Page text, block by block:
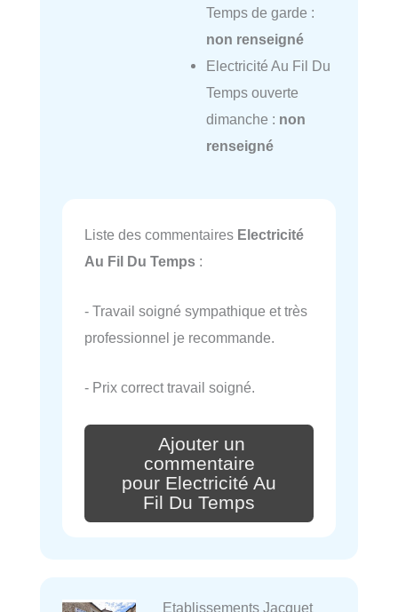
Temps de garde :
non renseigné
Electricité Au Fil Du
Temps ouverte
dimanche : non
renseigné
Liste des commentaires Electricité
Au Fil Du Temps :
- Travail soigné sympathique et très
professionnel je recommande.
- Prix correct travail soigné.
Ajouter un
commentaire
pour Electricité Au
Fil Du Temps
Etablissements Jacquet